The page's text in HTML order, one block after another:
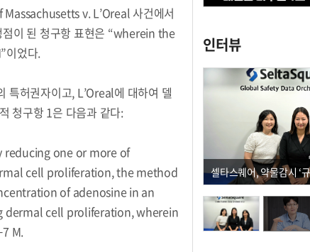
v. L’Oreal 사건에서
점이 된 청구항 표현은 “wherein the
었다.
허권자이고, L’Oreal에 대하여 델
청구항 1은 다음과 같다:
one or more of
cell proliferation, the method
of adenosine in an
dermal cell proliferation, wherein
M.
인터뷰